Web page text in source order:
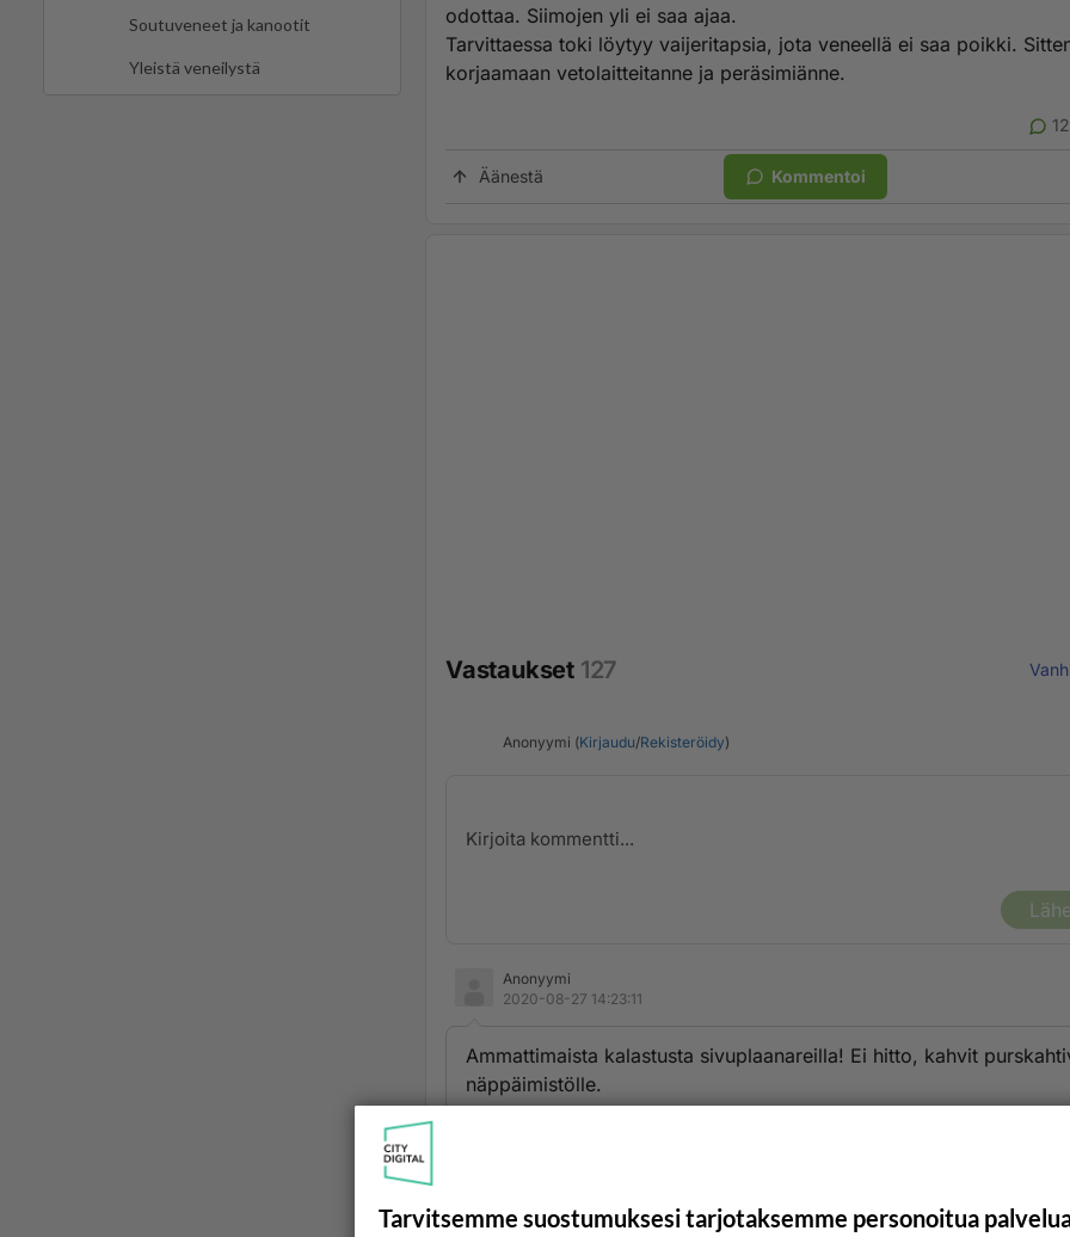
Soutuveneet ja kanootit
Yleistä veneilystä
odottaa. Siimojen yli ei saa ajaa.
Tarvittaessa toki löytyy vaijeritapsia, jota veneellä ei saa poikki.
korjaamaan vetolaitteitanne ja peräsimiänne.
Äänestä Kommentoi
Vastaukset 127
Anonyymi (Kirjaudu/Rekisteröidy)
Anonyymi
2020-08-27 14:23:11
Ammattimaista kalastusta sivuplaanareilla! Ei hitto, kahvit
näppäimistölle.
kalastuksesta.
Tarvitsemme suostumuksesi tarjotaksemme personoitua